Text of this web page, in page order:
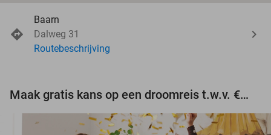
Baarn
Dalweg 31
Routebeschrijving
Maak gratis kans op een droomreis t.w.v. €3.000!